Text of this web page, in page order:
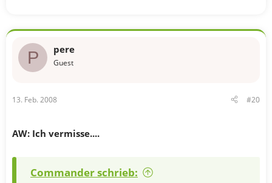
P pere
Guest
13. Feb. 2008 #20
AW: Ich vermisse....
Commander schrieb: